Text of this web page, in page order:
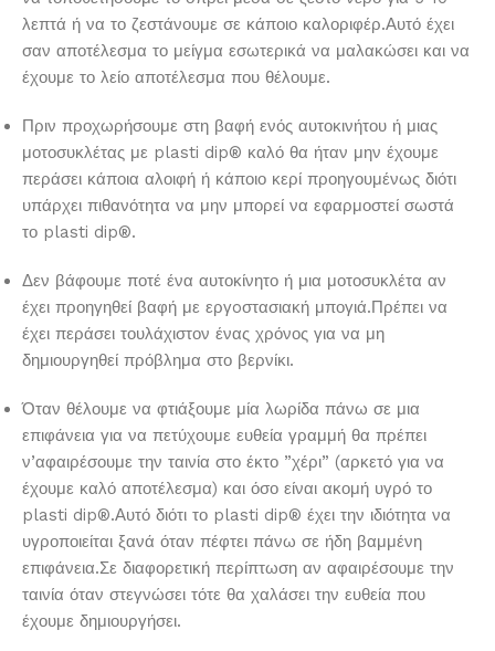
λεπτά ή να το ζεστάνουμε σε κάποιο καλοριφέρ.Αυτό έχει
σαν αποτέλεσμα το μείγμα εσωτερικά να μαλακώσει και να
έχουμε το λείο αποτέλεσμα που θέλουμε.
Πριν προχωρήσουμε στη βαφή ενός αυτοκινήτου ή μιας
μοτοσυκλέτας με plasti dip® καλό θα ήταν μην έχουμε
περάσει κάποια αλοιφή ή κάποιο κερί προηγουμένως διότι
υπάρχει πιθανότητα να μην μπορεί να εφαρμοστεί σωστά
το plasti dip®.
Δεν βάφουμε ποτέ ένα αυτοκίνητο ή μια μοτοσυκλέτα αν
έχει προηγηθεί βαφή με εργoστασιακή μπογιά.Πρέπει να
έχει περάσει τουλάχιστον ένας χρόνος για να μη
δημιουργηθεί πρόβλημα στο βερνίκι.
Όταν θέλουμε να φτιάξουμε μία λωρίδα πάνω σε μια
επιφάνεια για να πετύχουμε ευθεία γραμμή θα πρέπει
ν’αφαιρέσουμε την ταινία στο έκτο ”χέρι” (αρκετό για να
έχουμε καλό αποτέλεσμα) και όσο είναι ακομή υγρό το
plasti dip®.Αυτό διότι το plasti dip® έχει την ιδιότητα να
υγροποιείται ξανά όταν πέφτει πάνω σε ήδη βαμμένη
επιφάνεια.Σε διαφορετική περίπτωση αν αφαιρέσουμε την
ταινία όταν στεγνώσει τότε θα χαλάσει την ευθεία που
έχουμε δημιουργήσει.